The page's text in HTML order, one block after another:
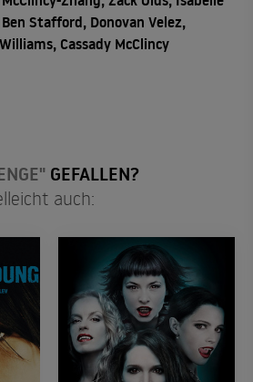
Stafford, Donovan Velez,
Cassady McClincy
GEFALLEN?
auch: